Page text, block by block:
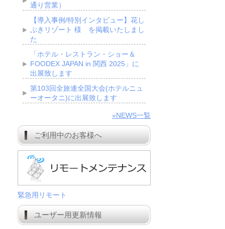
通り営業）
【導入事例/特別インタビュー】花し
ぶきリゾート 様 を掲載いたしまし
た
「ホテル・レストラン・ショー＆
FOODEX JAPAN in 関西 2025」に
出展致します
第103回全旅連全国大会(ホテルニュ
ーオータニ)に出展致します
»NEWS一覧
ご利用中のお客様へ
緊急用リモート
ユーザー用更新情報